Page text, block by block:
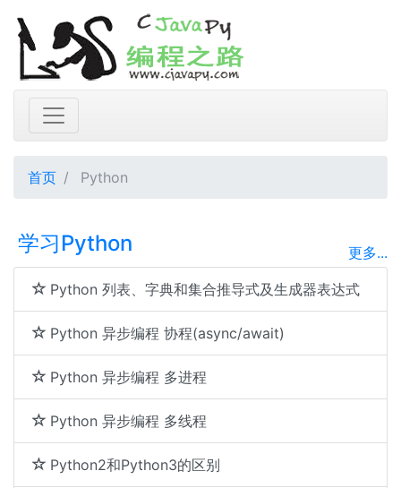
首页 Python
学习Python 更多...
Python 列表、字典和集合推导式及生成器表达式
Python 异步编程 协程(async/await)
Python 异步编程 多进程
Python 异步编程 多线程
Python2和Python3的区别